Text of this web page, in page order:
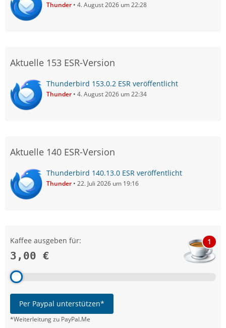
Thunder 4. August 2026 um 22:28
Aktuelle 153 ESR-Version
Thunderbird 153.0.2 ESR veröffentlicht
Thunder 4. August 2026 um 22:34
Aktuelle 140 ESR-Version
Thunderbird 140.13.0 ESR veröffentlicht
Thunder 22. Juli 2026 um 19:16
Kaffee ausgeben für:
3,00 €
1
Per Paypal unterstützen*
*Weiterleitung zu PayPal.Me